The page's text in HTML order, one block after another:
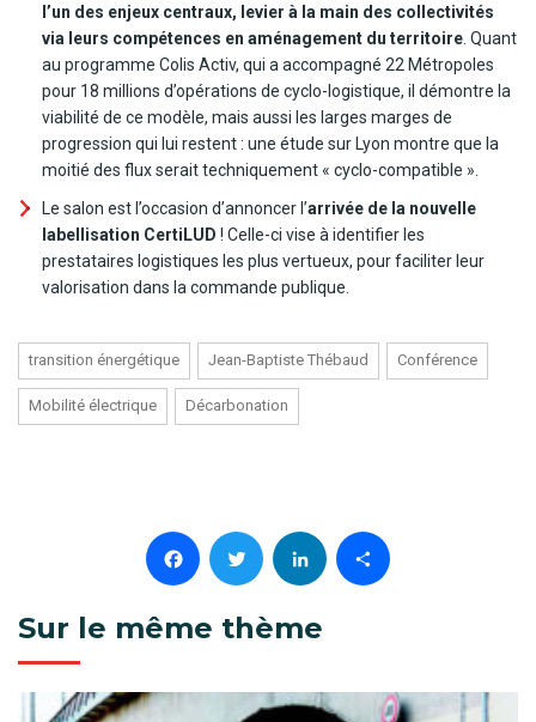
l’un des enjeux centraux, levier à la main des collectivités
via leurs compétences en aménagement du territoire. Quant
au programme Colis Activ, qui a accompagné 22 Métropoles
pour 18 millions d’opérations de cyclo-logistique, il démontre la
viabilité de ce modèle, mais aussi les larges marges de
progression qui lui restent : une étude sur Lyon montre que la
moitié des flux serait techniquement « cyclo-compatible ».
Le salon est l’occasion d’annoncer l’arrivée de la nouvelle
labellisation CertiLUD ! Celle-ci vise à identifier les
prestataires logistiques les plus vertueux, pour faciliter leur
valorisation dans la commande publique.
transition énergétique Jean-Baptiste Thébaud Conférence
Mobilité électrique Décarbonation
Facebook
Twitter
LinkedIn
Partager
Sur le même thème